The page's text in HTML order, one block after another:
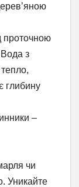
проточною
з
глибину
–
чи
Уникайте